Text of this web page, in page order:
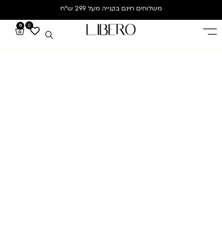
משלוחים חינם בקנייה מעל 299 ש”ח
0
0